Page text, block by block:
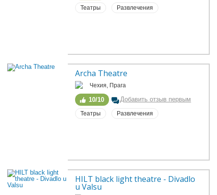
Театры Развлечения
Archa Theatre
Чехия, Прага
10/10 Добавить отзыв первым
Театры Развлечения
HILT black light theatre - Divadlo
u Valsu